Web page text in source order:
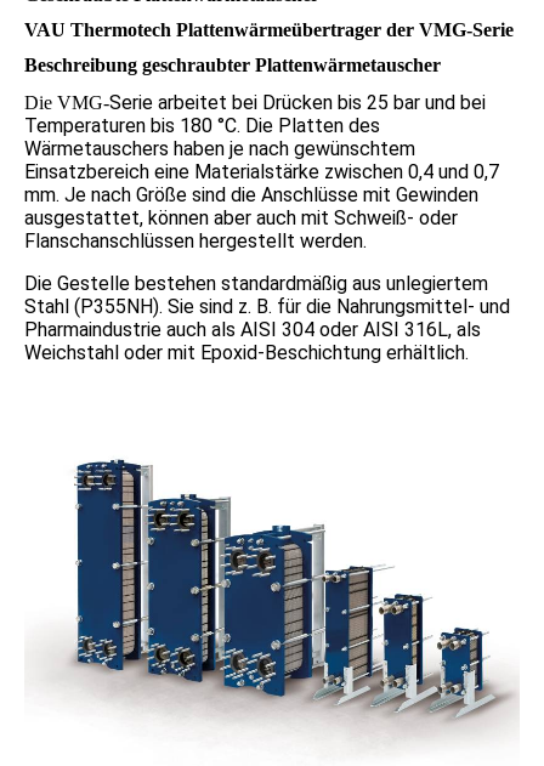
VAU Thermotech Plattenwärmeübertrager der VMG-Serie
Beschreibung geschraubter Plattenwärmetauscher
Die VMG-Serie arbeitet bei Drücken bis 25 bar und bei
Temperaturen bis 180 °C. Die Platten des
Wärmetauschers haben je nach gewünschtem
Einsatzbereich eine Materialstärke zwischen 0,4 und 0,7
mm. Je nach Größe sind die Anschlüsse mit Gewinden
ausgestattet, können aber auch mit Schweiß- oder
Flanschanschlüssen hergestellt werden.
Die Gestelle bestehen standardmäßig aus unlegiertem
Stahl (P355NH). Sie sind z. B. für die Nahrungsmittel- und
Pharmaindustrie auch als AISI 304 oder AISI 316L, als
Weichstahl oder mit Epoxid-Beschichtung erhältlich.